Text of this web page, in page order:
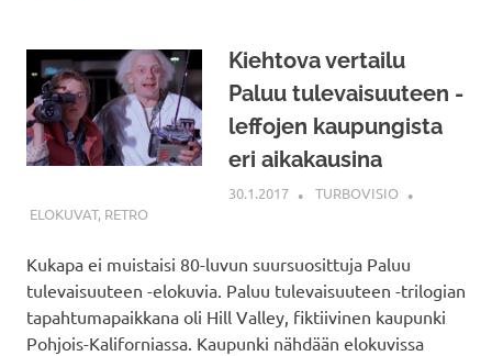
Kiehtova vertailu
Paluu tulevaisuuteen -
leffojen kaupungista
eri aikakausina
30.1.2017
TURBOVISIO
ELOKUVAT, RETRO
Kukapa ei muistaisi 80-luvun suursuosittuja Paluu
tulevaisuuteen -elokuvia. Paluu tulevaisuuteen -trilogian
tapahtumapaikkana oli Hill Valley, fiktiivinen kaupunki
Pohjois-Kaliforniassa. Kaupunki nähdään elokuvissa